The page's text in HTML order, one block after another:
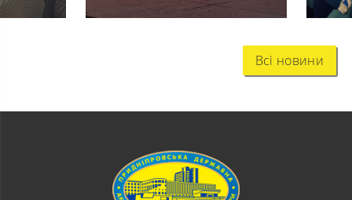
Всі новини